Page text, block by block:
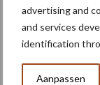
advertising and
and services
identification
Aanpassen
3 aug